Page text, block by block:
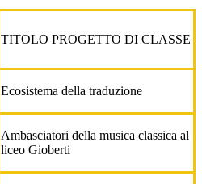
TITOLO PROGETTO DI CLASSE
Ecosistema della traduzione
Ambasciatori della musica classica al
liceo Gioberti